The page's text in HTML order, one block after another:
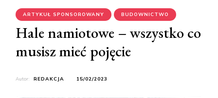
ARTYKUŁ SPONSOROWANY BUDOWNICTWO
Hale namiotowe – wszystko co
musisz mieć pojęcie
Autor: REDAKCJA 15/02/2023